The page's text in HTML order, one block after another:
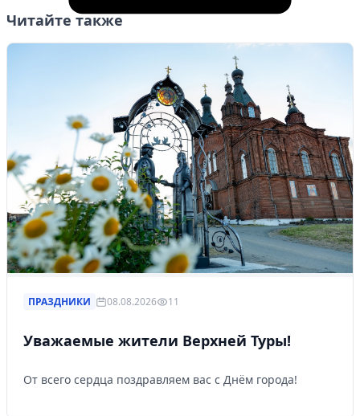
Управляйте объявлениями, отслеживайте
публикации и получайте сообщения
Войти или зарегистрироваться
Читайте также
ПРАЗДНИКИ 08.08.2026 11
Уважаемые жители Верхней Туры!
От всего сердца поздравляем вас с Днём города!